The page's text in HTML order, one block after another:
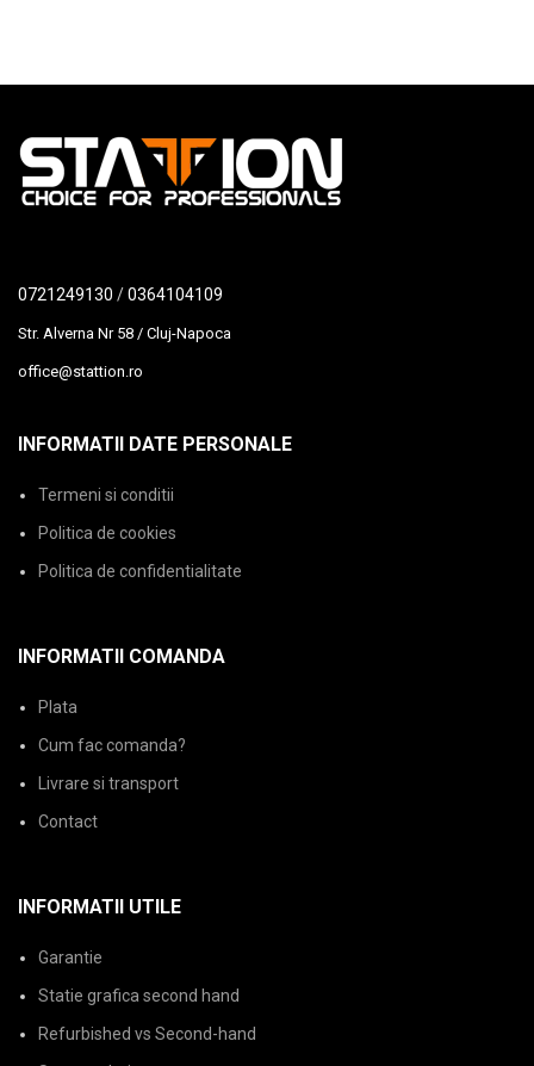
0721249130 /0364104109
Str. Alverna Nr 58 / Cluj-Napoca
office@stattion.ro
INFORMATII DATE PERSONALE
Termeni si conditii
Politica de cookies
Politica de confidentialitate
INFORMATII COMANDA
Plata
Cum fac comanda?
Livrare si transport
Contact
INFORMATII UTILE
Garantie
Statie grafica second hand
Refurbished vs Second-hand